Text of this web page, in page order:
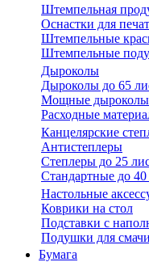
Штемпельная
Оснастки для
Штемпельные
Штемпельные
Дыроколы
Дыроколы до 65
Мощные дыроколы
Расходные
Канцелярские
Антистеплеры
Степлеры до 25
Стандартные до 40
Настольные
Коврики на стол
Подставки с
Подушки для
Бумага